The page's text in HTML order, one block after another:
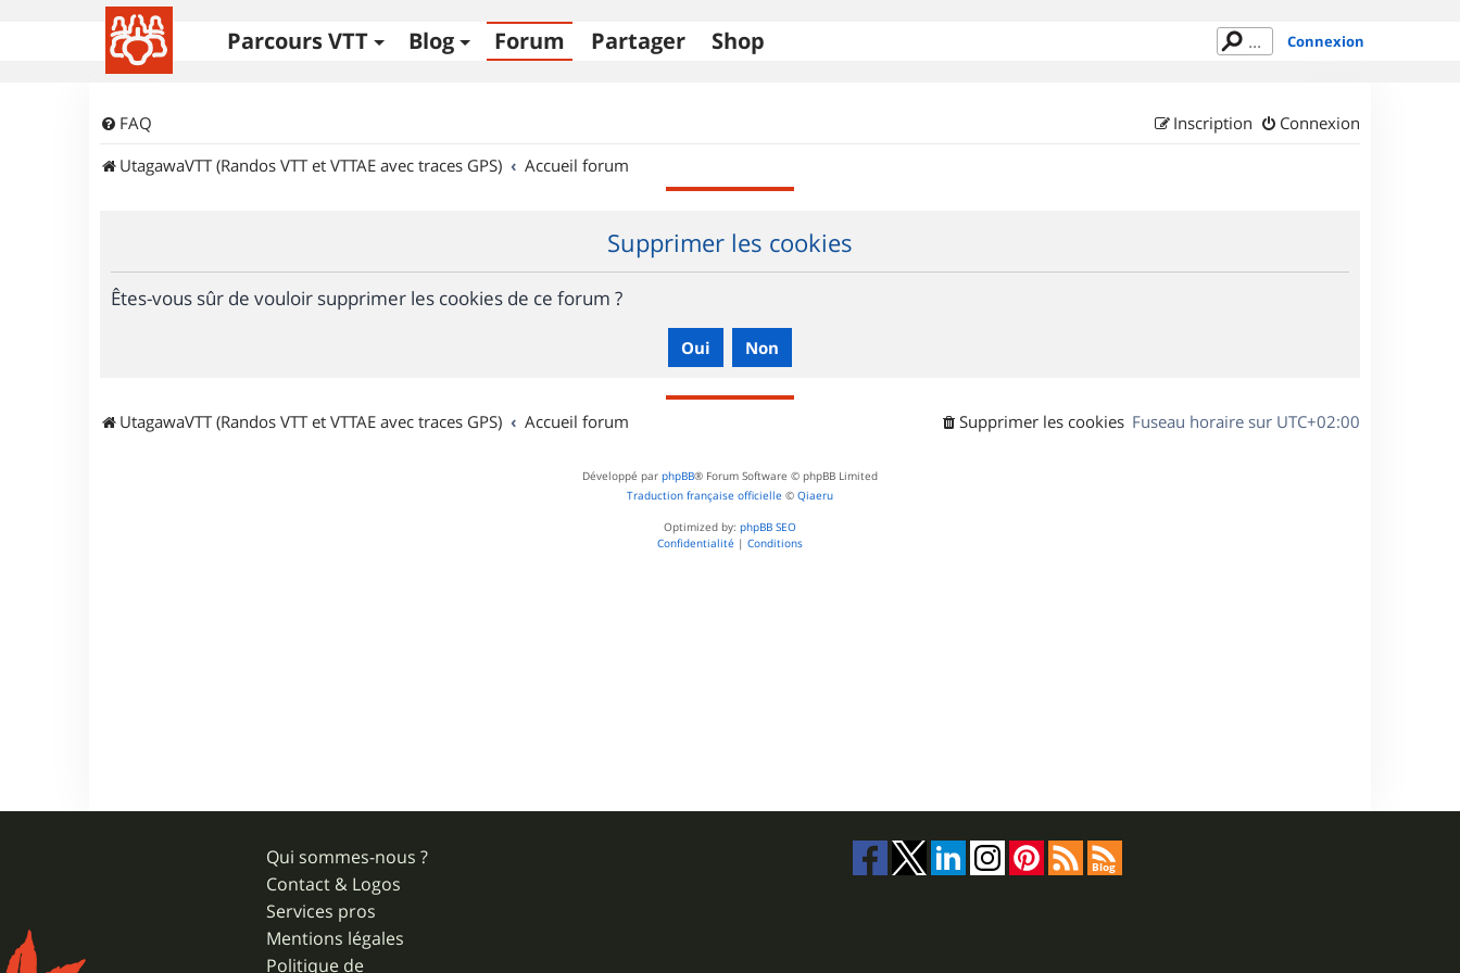
Parcours VTT Blog Forum Partager Shop Connexion
FAQ Connexion
Inscription
UtagawaVTT (Randos VTT et VTTAE avec traces GPS)
Accueil forum
Supprimer les cookies
Êtes-vous sûr de vouloir supprimer les cookies de ce forum ?
UtagawaVTT (Randos VTT et VTTAE avec traces GPS) Accueil forum Fuseau horaire sur UTC+02:00
Supprimer les cookies
Développé par phpBB® Forum Software © phpBB Limited
Traduction française officielle © Qiaeru
Optimized by: phpBB SEO
Confidentialité | Conditions
Qui sommes-nous ?
Contact & Logos
Services pros
Mentions légales
Politique de